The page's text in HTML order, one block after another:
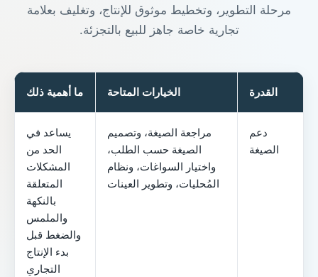
مرحلة التطوير، وتخطيط موثوق للإنتاج، وتغليف بعلامة
تجارية خاصة جاهز للبيع بالتجزئة.
القدرة الخيارات المتاحة ما أهمية ذلك
دعم
الصيغة
مراجعة الصيغة، وتصميم
الصيغة حسب الطلب،
واختيار السواغات، ونظام
المُحليات، وتطوير العينات
يساعد في
الحد من
المشكلات
المتعلقة
بالنكهة
والملمس
والضغط قبل
بدء الإنتاج
التجاري